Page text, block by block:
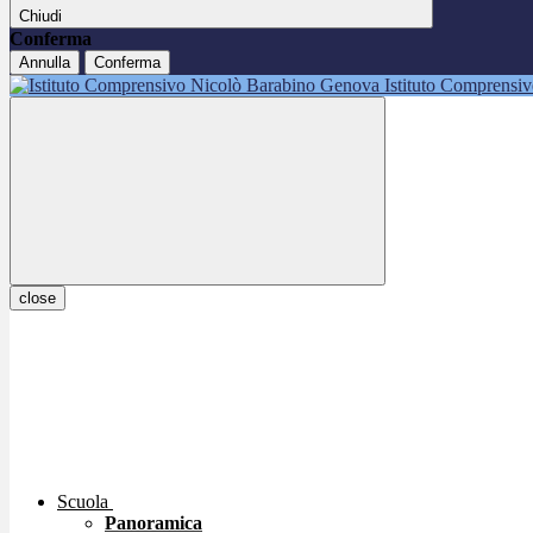
Chiudi
Conferma
Annulla Conferma
Istituto
close
Scuola
Panoramica